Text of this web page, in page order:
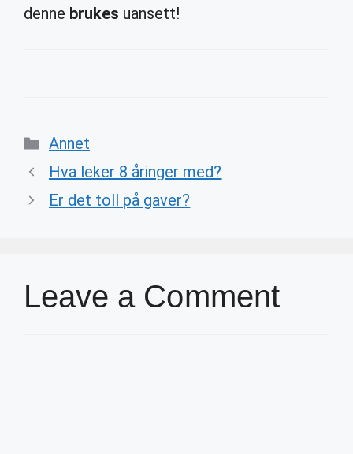
denne brukes uansett!
Categories
Annet
Hva leker 8 åringer med?
Er det toll på gaver?
Leave a Comment